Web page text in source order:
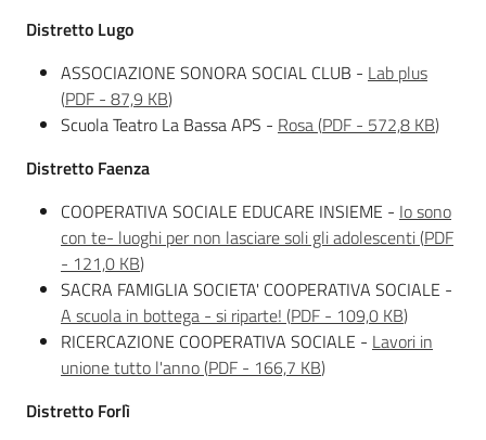
Distretto Lugo
ASSOCIAZIONE SONORA SOCIAL CLUB - Lab plus
(PDF - 87,9 KB)
Scuola Teatro La Bassa APS - Rosa(PDF - 572,8 KB)
Distretto Faenza
COOPERATIVA SOCIALE EDUCARE INSIEME - Io sono
con te- luoghi per non lasciare soli gli adolescenti(PDF
- 121,0 KB)
SACRA FAMIGLIA SOCIETA' COOPERATIVA SOCIALE -
A scuola in bottega - si riparte! (PDF - 109,0 KB)
RICERCAZIONE COOPERATIVA SOCIALE - Lavori in
unione tutto l'anno(PDF - 166,7 KB)
Distretto Forlì